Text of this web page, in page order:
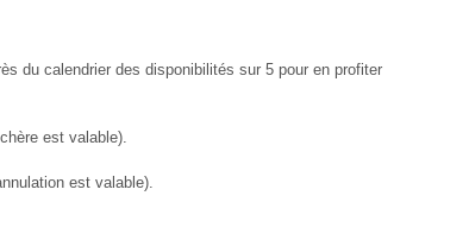
du calendrier des disponibilités sur 5 pour en profiter
est valable).
est valable).